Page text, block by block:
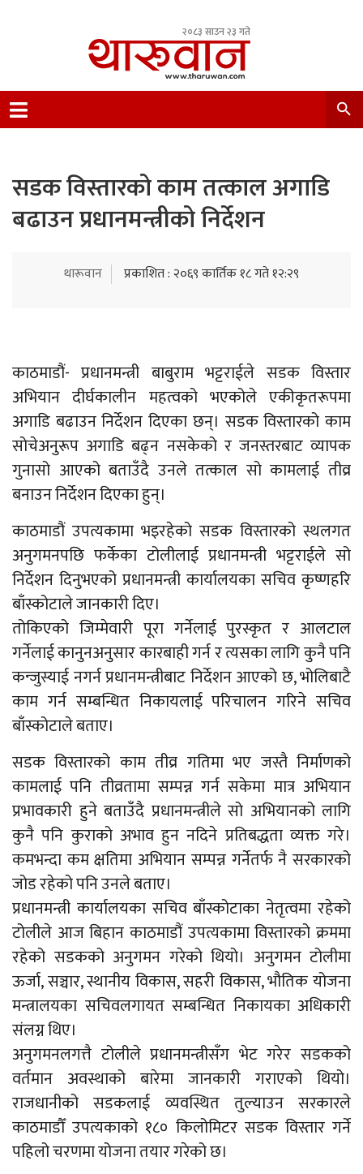
२०८३ साउन २३ गते
Nepal.
सडक विस्तारको काम तत्काल अगाडि
बढाउन प्रधानमन्त्रीको निर्देशन
थारूवान प्रकाशित : २०६९ कार्तिक १८ गते १२:२९
काठमाडौं- प्रधानमन्त्री बाबुराम भट्टराईले सडक विस्तार
अभियान दीर्घकालीन महत्वको भएकोले एकीकृतरूपमा
अगाडि बढाउन निर्देशन दिएका छन्। सडक विस्तारको काम
सोचेअनुरूप अगाडि बढ्न नसकेको र जनस्तरबाट व्यापक
गुनासो आएको बताउँदै उनले तत्काल सो कामलाई तीव्र
बनाउन निर्देशन दिएका हुन्।
काठमाडौं उपत्यकामा भइरहेको सडक विस्तारको स्थलगत
अनुगमनपछि फर्केका टोलीलाई प्रधानमन्त्री भट्टराईले सो
निर्देशन दिनुभएको प्रधानमन्त्री कार्यालयका सचिव कृष्णहरि
बाँस्कोटाले जानकारी दिए।
तोकिएको जिम्मेवारी पूरा गर्नेलाई पुरस्कृत र आलटाल
गर्नेलाई कानुनअनुसार कारबाही गर्न र त्यसका लागि कुनै पनि
कन्जुस्याई नगर्न प्रधानमन्त्रीबाट निर्देशन आएको छ, भोलिबाटै
काम गर्न सम्बन्धित निकायलाई परिचालन गरिने सचिव
बाँस्कोटाले बताए।
सडक विस्तारको काम तीव्र गतिमा भए जस्तै निर्माणको
कामलाई पनि तीव्रतामा सम्पन्न गर्न सकेमा मात्र अभियान
प्रभावकारी हुने बताउँदै प्रधानमन्त्रीले सो अभियानको लागि
कुनै पनि कुराको अभाव हुन नदिने प्रतिबद्धता व्यक्त गरे।
कमभन्दा कम क्षतिमा अभियान सम्पन्न गर्नेतर्फ नै सरकारको
जोड रहेको पनि उनले बताए।
प्रधानमन्त्री कार्यालयका सचिव बाँस्कोटाका नेतृत्वमा रहेको
टोलीले आज बिहान काठमाडौं उपत्यकामा विस्तारको क्रममा
रहेको सडकको अनुगमन गरेको थियो। अनुगमन टोलीमा
ऊर्जा, सञ्चार, स्थानीय विकास, सहरी विकास, भौतिक योजना
मन्त्रालयका सचिवलगायत सम्बन्धित निकायका अधिकारी
संलग्न थिए।
अनुगमनलगत्तै टोलीले प्रधानमन्त्रीसँग भेट गरेर सडकको
वर्तमान अवस्थाको बारेमा जानकारी गराएको थियो।
राजधानीको सडकलाई व्यवस्थित तुल्याउन सरकारले
काठमाडौँ उपत्यकाको १८० किलोमिटर सडक विस्तार गर्ने
पहिलो चरणमा योजना तयार गरेको छ।